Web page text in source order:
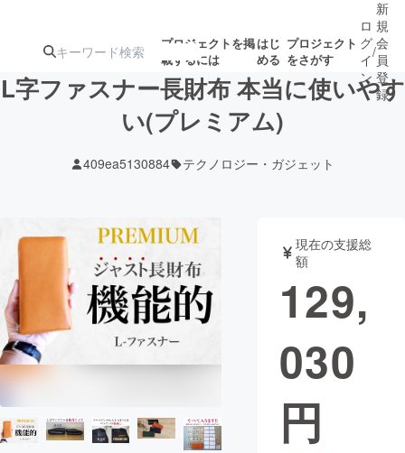
プロジェクトを掲
載するには
はじ
める
プロジェクト
をさがす
ターン
ジェクト
ロジェクト
されます
アート・写真 音楽
テクノロジー・ガジェット ゲーム・サ
映像・映画
まちづくり・地域活性化
ロ
グ
イ
ン
/
新
規
会
員
登
録
L字ファスナー長財布 本当に使いやす
い(プレミアム)
409ea5130884 テクノロジー・ガジェット
現在の支援総
額
129,
030
円